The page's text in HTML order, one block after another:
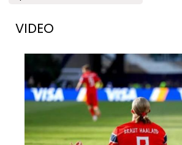
VIDEO